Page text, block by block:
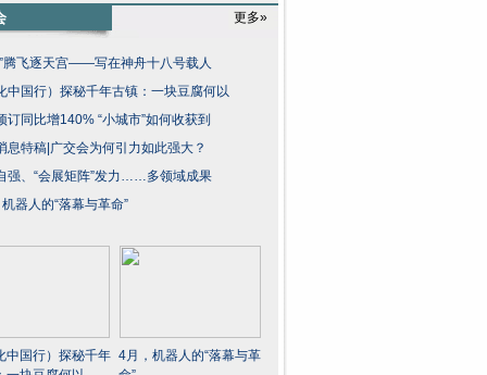
更多»
腾飞逐天宫——写在神舟十八号载人
中国行）探秘千年古镇：一块豆腐何以
订同比增140% “小城市”如何收获到
息特稿|广交会为何引力如此强大？
强、“会展矩阵”发力……多领域成果
器人的“落幕与革命”
中国行）探秘千年 4月，机器人的“落幕与革